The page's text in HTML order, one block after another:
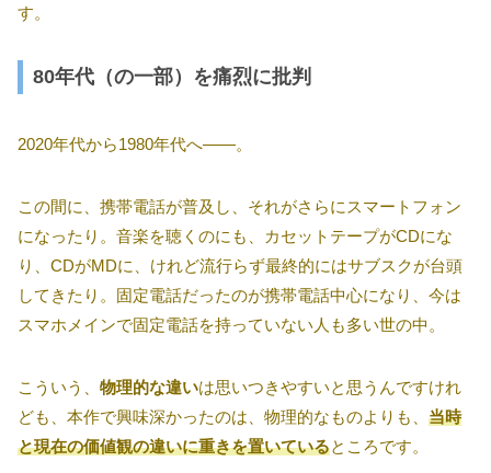
す。
80年代（の一部）を痛烈に批判
2020年代から1980年代へ――。
この間に、携帯電話が普及し、それがさらにスマートフォン
になったり。音楽を聴くのにも、カセットテープがCDにな
り、CDがMDに、けれど流行らず最終的にはサブスクが台頭
してきたり。固定電話だったのが携帯電話中心になり、今は
スマホメインで固定電話を持っていない人も多い世の中。
こういう、 物理的な違いは思いつきやすいと思うんですけれ
ども、本作で興味深かったのは、物理的なものよりも、 当時
と現在の価値観の違いに重きを置いているところです。